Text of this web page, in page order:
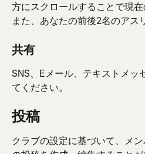
方にスクロールすることで現
また、あなたの前後2名のアス
共有
SNS、Eメール、テキストメッ
てください。
投稿
クラブの設定に基づいて、メ